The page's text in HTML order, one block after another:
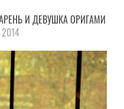
И ДЕВУШКАОРИГАМИ